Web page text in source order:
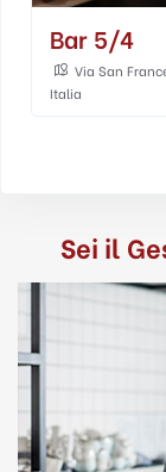
Bar 5/4
Via San
Italia
Sei il